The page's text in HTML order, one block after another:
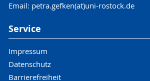
Email: petra.gefken(at)uni-rostock.de
Service
Impressum
Datenschutz
Barrierefreiheit